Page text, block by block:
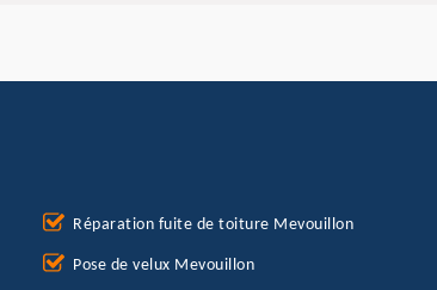
Réparation fuite de toiture Mevouillon
Pose de velux Mevouillon